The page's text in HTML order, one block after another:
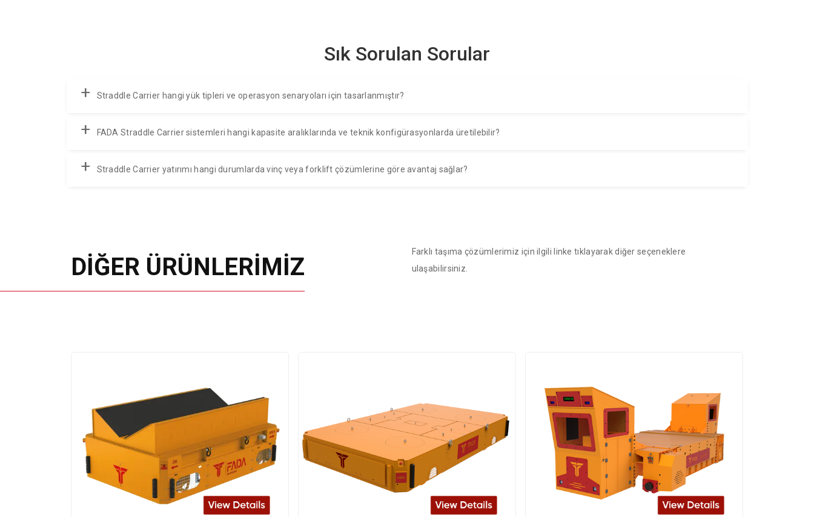
Sık Sorulan Sorular
+ Straddle Carrier hangi yük tipleri ve operasyon senaryoları için tasarlanmıştır?
+ FADA Straddle Carrier sistemleri hangi kapasite aralıklarında ve teknik konfigürasyonlarda üretilebilir?
+ Straddle Carrier yatırımı hangi durumlarda vinç veya forklift çözümlerine göre avantaj sağlar?
DİĞER ÜRÜNLERİMİZ
Farklı taşıma çözümlerimiz için ilgili linke tıklayarak diğer seçeneklere
ulaşabilirsiniz.